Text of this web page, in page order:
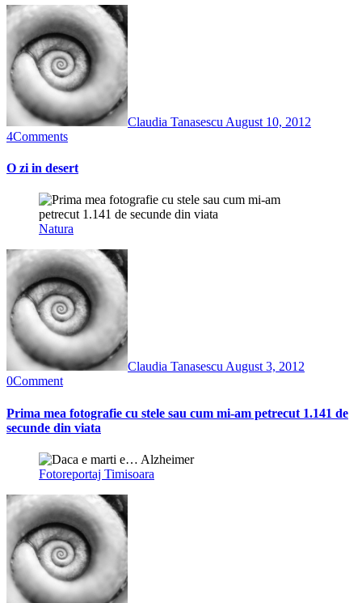
Claudia Tanasescu August 10, 2012
4Comments
O zi in desert
Natura
Claudia Tanasescu August 3, 2012
0Comment
Prima mea fotografie cu stele sau cum mi-am petrecut 1.141 de
secunde din viata
Fotoreportaj Timisoara